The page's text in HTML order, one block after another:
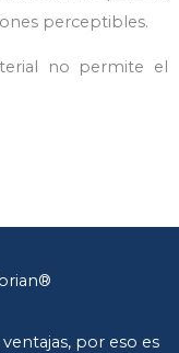
perceptibles.
no permite el
por eso es